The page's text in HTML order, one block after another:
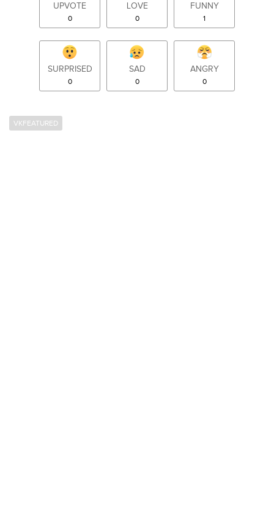
UPVOTE
0
LOVE
0
FUNNY
1
SURPRISED
0
SAD
0
ANGRY
0
VKFEATURED